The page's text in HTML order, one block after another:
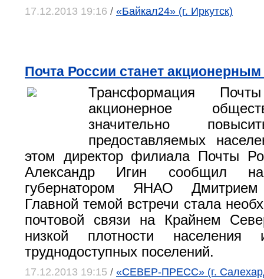
17.12.2013 19:16 / «Байкал24» (г. Иркутск)
Почта России станет
Трансформация
акционерное
значительно
предоставляемых
этом директор филиала Почты
Александр Игин сообщил
губернатором ЯНАО
Главной темой встречи стала
почтовой связи на Крайнем
низкой плотности населения
труднодоступных поселений.
17.12.2013 19:15 / «СЕВЕР-ПРЕСС» (г.